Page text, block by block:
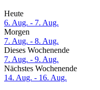
Heute
6. Aug. - 7. Aug.
Morgen
7. Aug. - 8. Aug.
Dieses Wochenende
7. Aug. - 9. Aug.
Nächstes Wochenende
14. Aug. - 16. Aug.